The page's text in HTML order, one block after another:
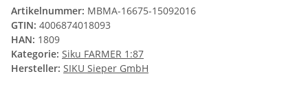
Artikelnummer: MBMA-16675-15092016
GTIN: 4006874018093
HAN: 1809
Kategorie: Siku FARMER 1:87
Hersteller: SIKU Sieper GmbH